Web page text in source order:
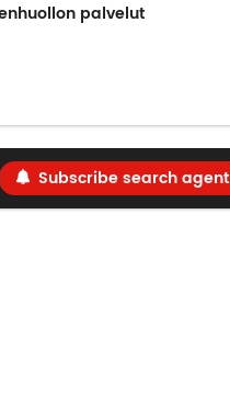
palvelut
Subscribe search agent